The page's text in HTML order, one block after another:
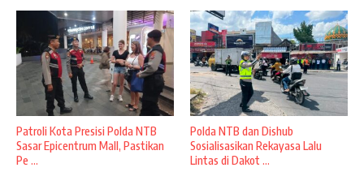
Patroli Kota Presisi Polda NTB
Sasar Epicentrum Mall, Pastikan
Pe ...
Polda NTB dan Dishub
Sosialisasikan Rekayasa Lalu
Lintas di Dakot ...